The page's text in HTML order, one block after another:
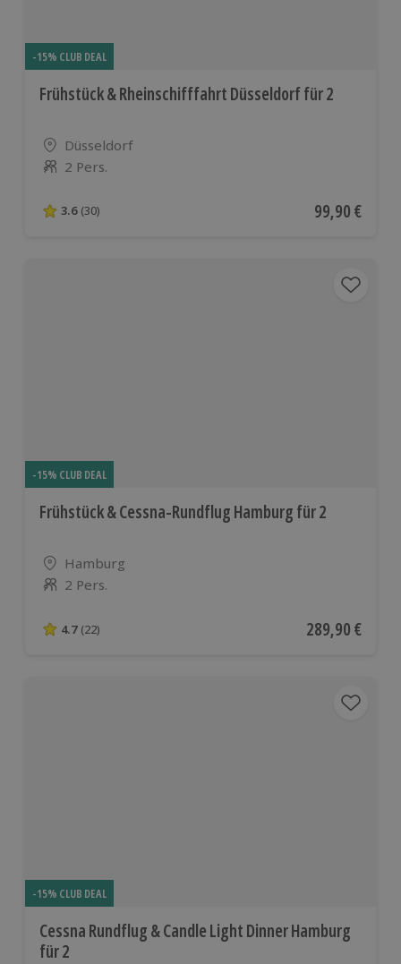
-15% CLUB DEAL
Frühstück & Rheinschifffahrt Düsseldorf für 2
Standort
Düsseldorf
Anzahl der Teilnehmer
2 Pers.
3.6 von 5 Sternen basierend auf 30 Bewertungen
3.6 (30) Aktueller
99,90 €
-15% CLUB DEAL
Frühstück & Cessna-Rundflug Hamburg für 2
Standort
Hamburg
Anzahl der Teilnehmer
2 Pers.
4.7 von 5 Sternen basierend auf 22 Bewertungen
4.7 (22) Aktueller Preis
289,90 €
-15% CLUB DEAL
Cessna Rundflug & Candle Light Dinner Hamburg
für 2